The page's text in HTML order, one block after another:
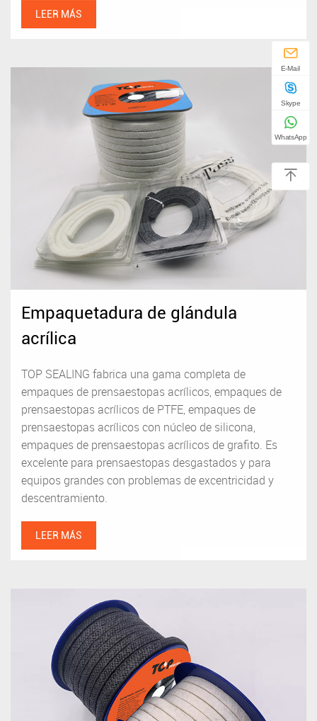
LEER MÁS
Empaquetadura de glándula
acrílica
TOP SEALING fabrica una gama completa de
empaques de prensaestopas acrílicos, empaques de
prensaestopas acrílicos de PTFE, empaques de
prensaestopas acrílicos con núcleo de silicona,
empaques de prensaestopas acrílicos de grafito. Es
excelente para prensaestopas desgastados y para
equipos grandes con problemas de excentricidad y
descentramiento.
LEER MÁS
E-Mail
Skype
WhatsApp